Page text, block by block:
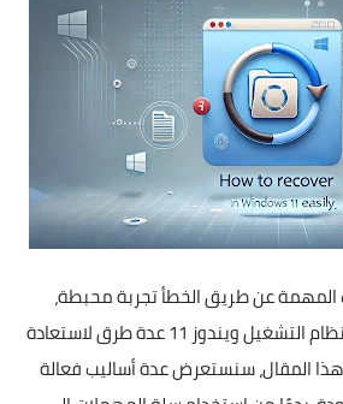
تطبيقات
العملات الرقمية
المهمة عن طريق الخطأ تجربة محبطة،
ولكن لحسن الحظ، يوفر نظام التشغيل ويندوز 11 عدة طرق لاستعادة
المقال، سنستعرض عدة أساليب فعالة